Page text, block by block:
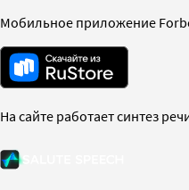
Мобильное приложение
На сайте работает синтез